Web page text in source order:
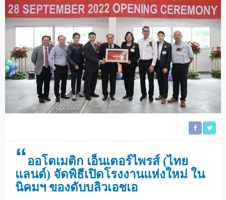
“ออโตเมติก เอ็นเตอร์ไพรส์ (ไทย
แลนด์) จัดพิธีเปิดโรงงานแห่งใหม่ ใน
นิคมฯ ของดับบลิวเอชเอ